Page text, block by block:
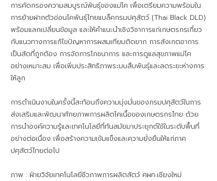
การคัดกรองความสมบูรณ์พันธุ์ของแม่โค เพื่อเตรียมความพร้อมใน
การย้ายฝากตัวอ่อนโคพันธุ์ไทยแบล็คกรมปศุสัตว์ (Thai Black DLD)
พร้อมแลกเปลี่ยนข้อมูล และให้คำแนะนำเชิงวิชาการแก่เกษตรกรเกี่ยว
กับแนวทางการแก้ไขปัญหาการผสมเทียมติดยาก การสังเกตอาการ
เป็นสัดที่ถูกต้อง การจัดการโภชนาการ และการดูแลสุขภาพแม่โค
อย่างเหมาะสม เพื่อเพิ่มประสิทธิภาพระบบสืบพันธุ์และลดระยะห่างการ
ให้ลูก
การดำเนินงานในครั้งนี้สะท้อนถึงความมุ่งมั่นของกรมปศุสัตว์ในการ
ส่งเสริมและพัฒนาศักยภาพการผลิตโคเนื้อของเกษตรกรไทย ด้วย
การนำองค์ความรู้และเทคโนโลยีที่ทันสมัยมาประยุกต์ใช้ในระดับพื้นที่
อย่างต่อเนื่อง เพื่อสร้างความเข้มแข็งและความยั่งยืนให้แก่ภาค
ปศุสัตว์ไทยต่อไป
ภาพ : ฝ่ายวิจัยเทคโนโลยีชีวภาพการผลิตสัตว์ ศผท.เชียงใหม่